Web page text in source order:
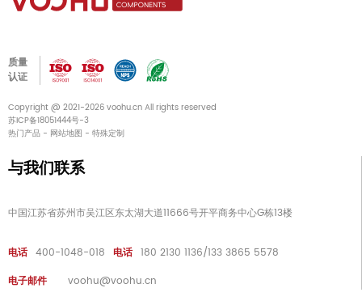
质量
认证
Copyright @ 2021-2026 voohu.cn All rights reserved
苏ICP备18051444号-3
热门产品 - 网站地图 - 特殊定制
与我们联系
中国江苏省苏州市吴江区东太湖大道11666号开平商务中心G栋13楼
电话 400-1048-018 电话 180 2130 1136/133 3865 5578
电子邮件
voohu@voohu.cn